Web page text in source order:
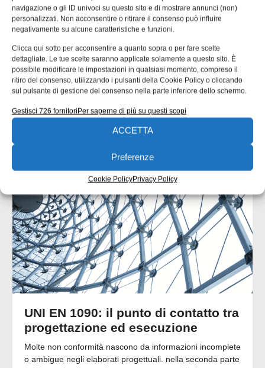
navigazione o gli ID univoci su questo sito e di mostrare annunci (non)
personalizzati. Non acconsentire o ritirare il consenso può influire
negativamente su alcune caratteristiche e funzioni.
Clicca qui sotto per acconsentire a quanto sopra o per fare scelte
dettagliate. Le tue scelte saranno applicate solamente a questo sito. È
possibile modificare le impostazioni in qualsiasi momento, compreso il
ritiro del consenso, utilizzando i pulsanti della Cookie Policy o cliccando
sul pulsante di gestione del consenso nella parte inferiore dello schermo.
Gestisci 726 fornitoriPer saperne di più su questi scopi
ACCETTA
Preferenze
Cookie PolicyPrivacy Policy
ISCRIVITI ALLA NEWSLETTER
QUADERNI DI PROGETTAZIONE
UNI EN 1090: il punto di contatto tra
progettazione ed esecuzione
Molte non conformità nascono da informazioni incomplete
o ambigue negli elaborati progettuali. nella seconda parte